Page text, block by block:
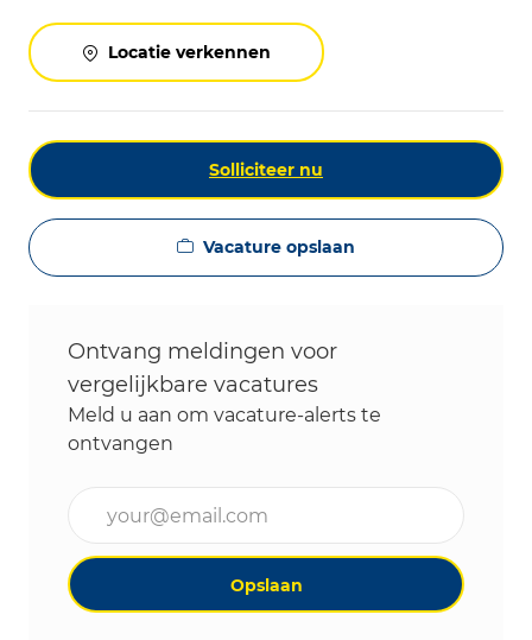
Locatie verkennen
Solliciteer nu
Vacature opslaan
Ontvang meldingen voor
vergelijkbare vacatures
Meld u aan om vacature-alerts te
ontvangen
Opslaan